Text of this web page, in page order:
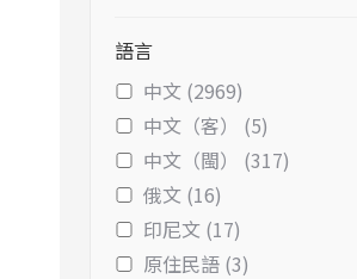
語言
中文 (2969)
中文（客） (5)
中文（閩） (317)
俄文 (16)
印尼文 (17)
原住民語 (3)